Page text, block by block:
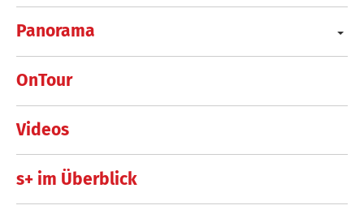
Panorama
OnTour
Videos
s+ im Überblick